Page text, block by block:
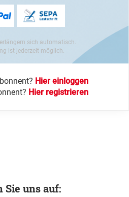
sich automatisch.
ist jederzeit möglich.
Hier einloggen
Hier registrieren
Sie uns auf: